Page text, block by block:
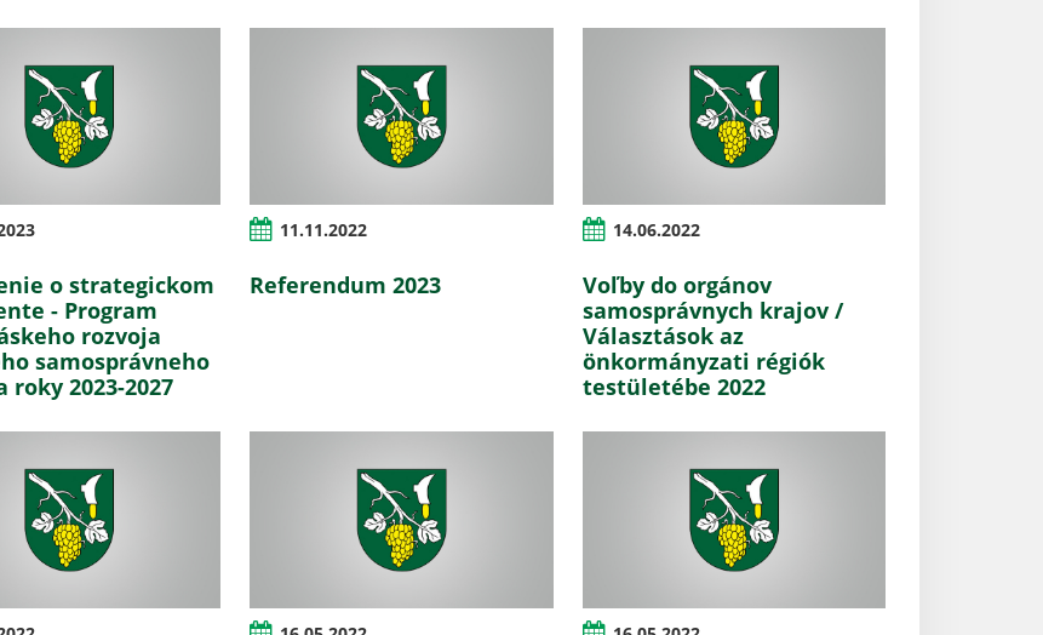
o strategickom
- Program
rozvoja
samosprávneho
roky 2023-2027
11.11.2022
Referendum 2023
14.06.2022
Voľby do orgánov
samosprávnych krajov /
Választások az
önkormányzati régiók
testületébe 2022